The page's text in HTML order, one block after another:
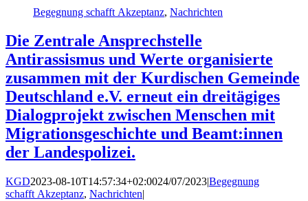
Begegnung schafft Akzeptanz, Nachrichten
Die Zentrale Ansprechstelle
Antirassismus und Werte organisierte
zusammen mit der Kurdischen Gemeinde
Deutschland e.V. erneut ein dreitägiges
Dialogprojekt zwischen Menschen mit
Migrationsgeschichte und Beamt:innen
der Landespolizei.
KGD2023-08-10T14:57:34+02:0024/07/2023|Begegnung
schafft Akzeptanz, Nachrichten|